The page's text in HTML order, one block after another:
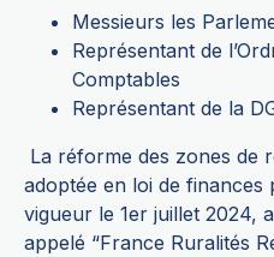
Messieurs les
Représentant de
Comptables
Représentant de la
La réforme des zones de
adoptée en loi de
vigueur le 1er juillet 2024,
appelé “France Ruralités